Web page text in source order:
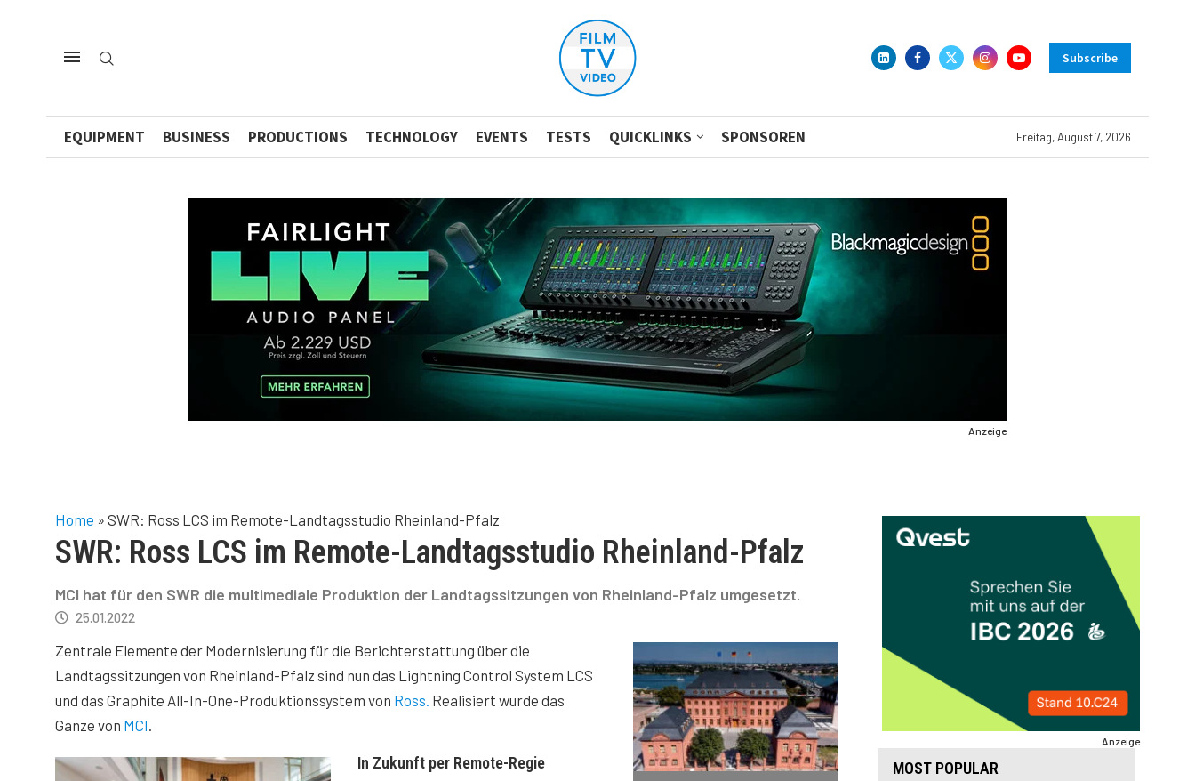
Subscribe
EQUIPMENT BUSINESS PRODUCTIONS TECHNOLOGY EVENTS TESTS QUICKLINKS SPONSOREN Freitag, August 7, 2026
Anzeige
Home » SWR: Ross LCS im Remote-Landtagsstudio Rheinland-Pfalz
SWR: Ross LCS im Remote-Landtagsstudio Rheinland-Pfalz
MCI hat für den SWR die multimediale Produktion der Landtagssitzungen von Rheinland-Pfalz umgesetzt.
25.01.2022
Zentrale Elemente der Modernisierung für die Berichterstattung über die
Landtagssitzungen von Rheinland-Pfalz sind nun das Lightning Control System LCS
und das Graphite All-In-One-Produktionssystem von Ross. Realisiert wurde das
Ganze von MCI.
In Zukunft per Remote-Regie
Anzeige
MOST POPULAR